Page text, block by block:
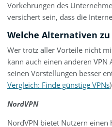
Vorkehrungen des
versichert sein, dass die
Welche Alternativen zu
Wer trotz aller Vorteile nicht
kann auch einen anderen
seinen Vorstellungen besser
Vergleich: Finde günstige VPNs
NordVPN
NordVPN bietet Nutzern einen